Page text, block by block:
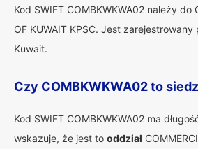
Kod SWIFT COMBKWKWA02 należy do
OF KUWAIT KPSC. Jest
Kuwait.
Czy COMBKWKWA02 to
Kod SWIFT COMBKWKWA02 ma
wskazuje, że jest to oddział